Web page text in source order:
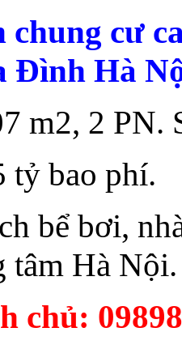
chung cư
Đình Hà
m2, 2 PN.
tỷ bao phí.
bể bơi,
tâm Hà Nội.
chủ: